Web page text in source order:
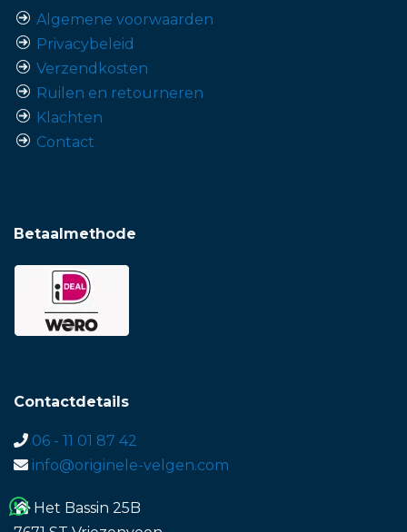
Algemene voorwaarden
Privacybeleid
Verzendkosten
Ruilen en retourneren
Klachten
Contact
Betaalmethode
Contactdetails
06 - 11 01 87 42
info@originele-velgen.com
Het Bassin 25B